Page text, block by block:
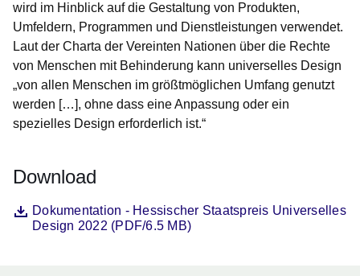
wird im Hinblick auf die Gestaltung von Produkten,
Umfeldern, Programmen und Dienstleistungen verwendet.
Laut der Charta der Vereinten Nationen über die Rechte
von Menschen mit Behinderung kann universelles Design
„von allen Menschen im größtmöglichen Umfang genutzt
werden […], ohne dass eine Anpassung oder ein
spezielles Design erforderlich ist.“
Download
DateiDokumentation - Hessischer Staatspreis Universelles
Design 2022 (PDF/6.5 MB)
Öffnet sich in einem neuen Fenster